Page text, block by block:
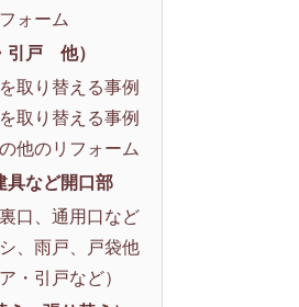
ォーム
引戸 他）
取り替える事例
取り替える事例
他のリフォーム
具など開口部
口、通用口など
、雨戸、戸袋他
・引戸など）